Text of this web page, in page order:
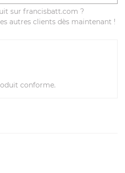
sur francisbatt.com ?
autres clients dès maintenant !
conforme.